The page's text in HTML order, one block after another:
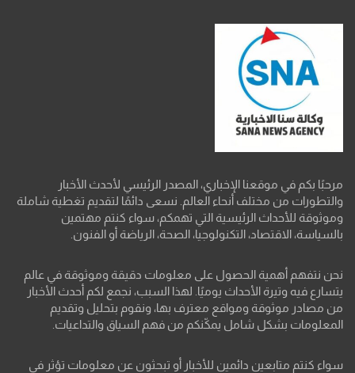
مرحبًا بكم في موقعنا الإخباري، المصدر الرئيسي لأحدث الأخبار
والتطورات من مختلف أنحاء العالم. نسعى دائمًا لتقديم تغطية شاملة
وموثوقة للأحداث الرئيسية التي تهمكم، سواء كنتم مهتمين
بالسياسة، الاقتصاد، التكنولوجيا، الصحة، الرياضة أو الفنون.
نحن نتفهم أهمية الحصول على معلومات دقيقة وموثوقة في عالم
يتسارع فيه وتيرة الأحداث يوميًا. لهذا السبب، نجمع لكم أحدث الأخبار
من مصادر موثوقة ومواقع معترف بها، ونقوم بتحليل وتقديم
المعلومات بشكل شامل يمكّنكم من فهم السياق والتداعيات.
سواء كنتم متابعين دائمين للأخبار أو تبحثون عن معلومات تؤثر في